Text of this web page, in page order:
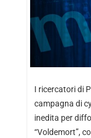
I ricercatori di
campagna di
inedita per
“Voldemort”,